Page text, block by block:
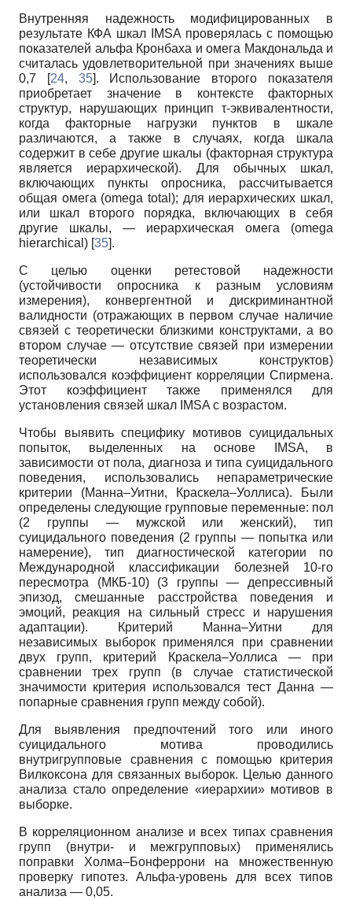
Внутренняя надежность модифицированных в
результате КФА шкал IMSA проверялась с помощью
показателей альфа Кронбаха и омега Макдональда и
считалась удовлетворительной при значениях выше
0,7 [24, 35]. Использование второго показателя
приобретает значение в контексте факторных
структур, нарушающих принцип τ-эквивалентности,
когда факторные нагрузки пунктов в шкале
различаются, а также в случаях, когда шкала
содержит в себе другие шкалы (факторная структура
является иерархической). Для обычных шкал,
включающих пункты опросника, рассчитывается
общая омега (omega total); для иерархических шкал,
или шкал второго порядка, включающих в себя
другие шкалы, — иерархическая омега (omega
hierarchical) [35].
С целью оценки ретестовой надежности
(устойчивости опросника к разным условиям
измерения), конвергентной и дискриминантной
валидности (отражающих в первом случае наличие
связей с теоретически близкими конструктами, а во
втором случае — отсутствие связей при измерении
теоретически независимых конструктов)
использовался коэффициент корреляции Спирмена.
Этот коэффициент также применялся для
установления связей шкал IMSA с возрастом.
Чтобы выявить специфику мотивов суицидальных
попыток, выделенных на основе IMSA, в
зависимости от пола, диагноза и типа суицидального
поведения, использовались непараметрические
критерии (Манна–Уитни, Краскела–Уоллиса). Были
определены следующие групповые переменные: пол
(2 группы — мужской или женский), тип
суицидального поведения (2 группы — попытка или
намерение), тип диагностической категории по
Международной классификации болезней 10-го
пересмотра (МКБ-10) (3 группы — депрессивный
эпизод, смешанные расстройства поведения и
эмоций, реакция на сильный стресс и нарушения
адаптации). Критерий Манна–Уитни для
независимых выборок применялся при сравнении
двух групп, критерий Краскела–Уоллиса — при
сравнении трех групп (в случае статистической
значимости критерия использовался тест Данна —
попарные сравнения групп между собой).
Для выявления предпочтений того или иного
суицидального мотива проводились
внутригрупповые сравнения с помощью критерия
Вилкоксона для связанных выборок. Целью данного
анализа стало определение «иерархии» мотивов в
выборке.
В корреляционном анализе и всех типах сравнения
групп (внутри- и межгрупповых) применялись
поправки Холма–Бонферрони на множественную
проверку гипотез. Альфа-уровень для всех типов
анализа — 0,05.